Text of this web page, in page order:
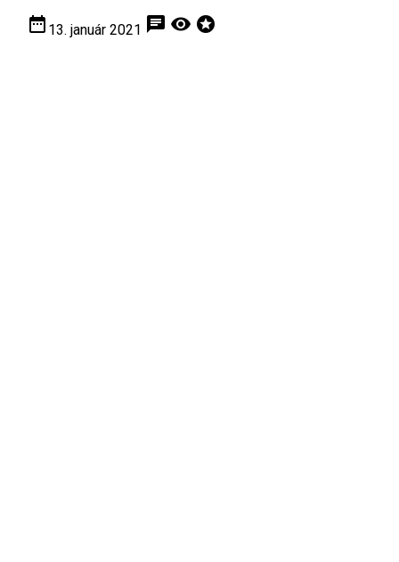
date_range 13. január 2021 chat visibility stars